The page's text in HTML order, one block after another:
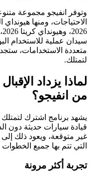
وتوفر انفيجو مجموعة
سيدان عملية للاستخدام
متعددة الاستخدامات،
لتمتلك.
لماذا يزداد
من انفيجو؟
يشهد برنامج اشترك لتمتلك
قيادة سيارات حديثة دون
غير متوقعة، ويعود ذلك إلى
التي تتم بها جميع
تجربة أكثر مرونة